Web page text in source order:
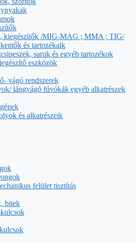
kiegészítők /MIG-MAG ; MMA ; TIG/
és tartozékaik
saruk és egyéb tartozékok
eszközök
vágó rendszerek
lángvágó fúvókák egyéb alkatrészek
és alkatrészeik
felület tisztítás
bitek